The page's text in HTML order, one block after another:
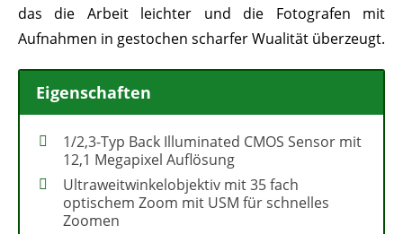
das die Arbeit leichter und die Fotografen mit
Aufnahmen in gestochen scharfer Wualität überzeugt.
Eigenschaften
1/2,3-Typ Back Illuminated CMOS Sensor mit
12,1 Megapixel Auflösung
Ultraweitwinkelobjektiv mit 35 fach
optischem Zoom mit USM für schnelles
Zoomen